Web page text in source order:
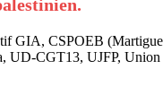
GIA, CSPOEB
UD-CGT13, UJFP, Union